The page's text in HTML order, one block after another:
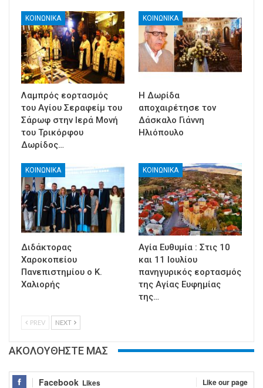
ΚΟΙΝΩΝΙΚΑ
Λαμπρός εορτασμός
του Αγίου Σεραφείμ του
Σάρωφ στην Ιερά Μονή
του Τρικόρφου
Δωρίδος…
ΚΟΙΝΩΝΙΚΑ
Η Δωρίδα
αποχαιρέτησε τον
Δάσκαλο Γιάννη
Ηλιόπουλο
ΚΟΙΝΩΝΙΚΑ
Διδάκτορας
Χαροκοπείου
Πανεπιστημίου ο Κ.
Χαλιορής
ΚΟΙΝΩΝΙΚΑ
Αγία Ευθυμία : Στις 10
και 11 Ιουλίου
πανηγυρικός εορτασμός
της Αγίας Ευφημίας
της…
PREV NEXT
ΑΚΟΛΟΥΘΗΣΤΕ ΜΑΣ
Facebook Likes Like our page